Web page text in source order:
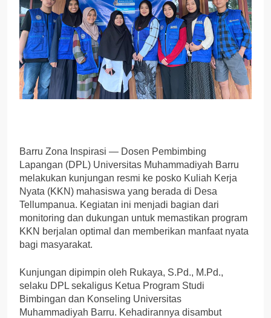
Barru Zona Inspirasi — Dosen Pembimbing
Lapangan (DPL) Universitas Muhammadiyah Barru
melakukan kunjungan resmi ke posko Kuliah Kerja
Nyata (KKN) mahasiswa yang berada di Desa
Tellumpanua. Kegiatan ini menjadi bagian dari
monitoring dan dukungan untuk memastikan program
KKN berjalan optimal dan memberikan manfaat nyata
bagi masyarakat.
Kunjungan dipimpin oleh Rukaya, S.Pd., M.Pd.,
selaku DPL sekaligus Ketua Program Studi
Bimbingan dan Konseling Universitas
Muhammadiyah Barru. Kehadirannya disambut